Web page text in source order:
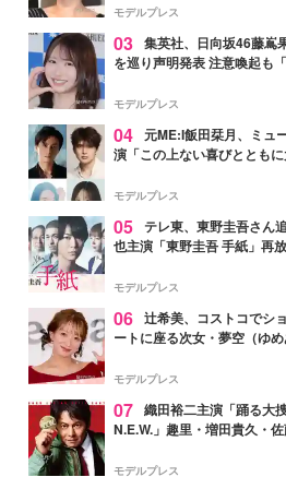
モデルプレス
03 集英社、日向坂46藤嶌
を巡り声明発表 注意喚起も
モデルプレス
04 元ME:I飯田栞月、ミュ
演「この上ない喜びととも
ャスト発表
モデルプレス
05 テレ東、東野圭吾さん
也主演「東野圭吾 手紙」再
モデルプレス
06 辻希美、コストコでシ
ートに座る次女・夢空（ゆ
ぎ」「成長を感じる」の声
モデルプレス
07 織田裕二主演「踊る大
N.E.W.」趣里・増田貴久・
徴する“謎のキーワード”も
モデルプレス